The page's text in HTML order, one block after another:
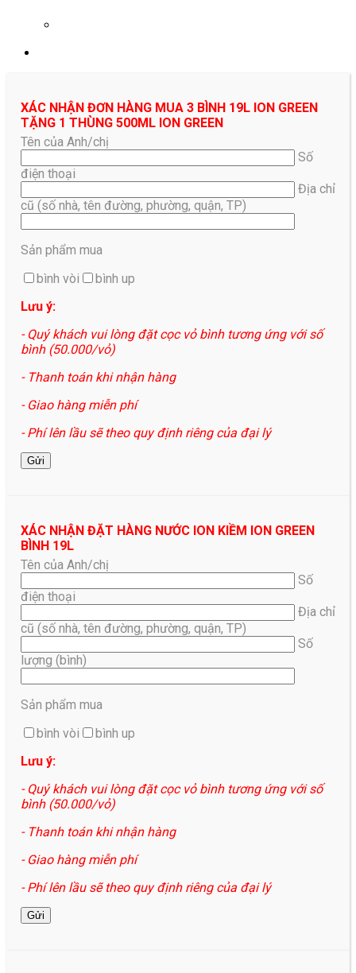
XÁC NHẬN ĐƠN HÀNG MUA 3 BÌNH 19L ION GREEN
TẶNG 1 THÙNG 500ML ION GREEN
Tên của Anh/chị
Số
điện thoại
Địa chỉ
cũ (số nhà, tên đường, phường, quận, TP)
Sản phẩm mua
bình vòi
bình up
Lưu ý:
- Quý khách vui lòng đặt cọc vỏ bình tương ứng với số
bình (50.000/vỏ)
- Thanh toán khi nhận hàng
- Giao hàng miễn phí
- Phí lên lầu sẽ theo quy định riêng của đại lý
XÁC NHẬN ĐẶT HÀNG NƯỚC ION KIỀM ION GREEN
BÌNH 19L
Tên của Anh/chị
Số
điện thoại
Địa chỉ
cũ (số nhà, tên đường, phường, quận, TP)
Số
lượng (bình)
Sản phẩm mua
bình vòi
bình up
Lưu ý:
- Quý khách vui lòng đặt cọc vỏ bình tương ứng với số
bình (50.000/vỏ)
- Thanh toán khi nhận hàng
- Giao hàng miễn phí
- Phí lên lầu sẽ theo quy định riêng của đại lý